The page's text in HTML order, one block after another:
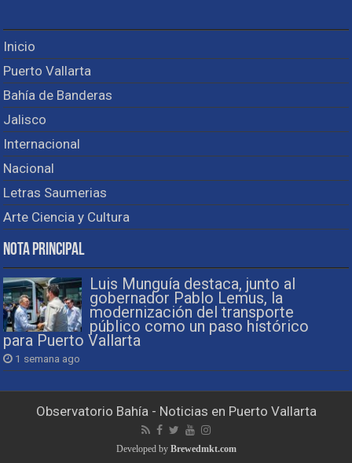
Inicio
Puerto Vallarta
Bahía de Banderas
Jalisco
Internacional
Nacional
Letras Saumerias
Arte Ciencia y Cultura
Nota Principal
Luis Munguía destaca, junto al
gobernador Pablo Lemus, la
modernización del transporte
público como un paso histórico
para Puerto Vallarta
1 semana ago
Observatorio Bahía - Noticias en Puerto Vallarta
Developed by Brewedmkt.com